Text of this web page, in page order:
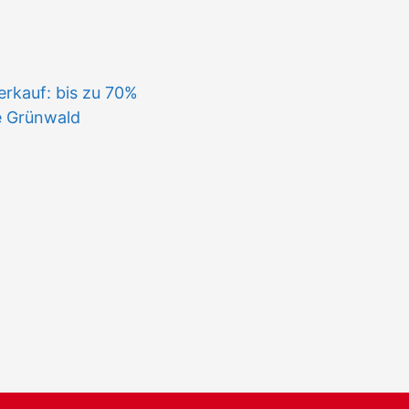
bis zu 70%
Grünwald